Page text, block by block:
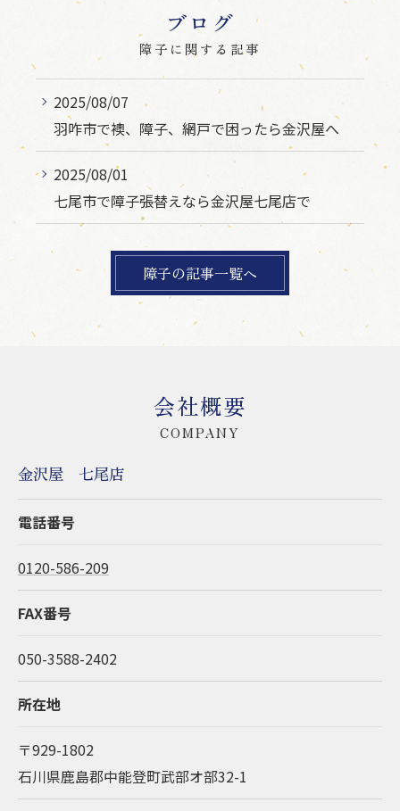
ブログ
障子に関する記事
2025/08/07
羽咋市で襖、障子、網戸で困ったら金沢屋へ
2025/08/01
七尾市で障子張替えなら金沢屋七尾店で
障子の記事一覧へ
会社概要
COMPANY
金沢屋 七尾店
電話番号
0120-586-209
FAX番号
050-3588-2402
所在地
〒929-1802
石川県鹿島郡中能登町武部オ部32-1